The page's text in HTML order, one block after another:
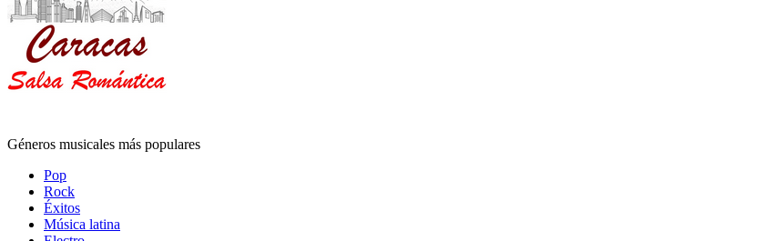
Géneros musicales más populares
Pop
Rock
Éxitos
Música latina